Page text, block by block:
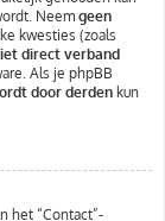
Neem geen
kwesties (zoals
direct verband
Als je phpBB
door derden kun
het “Contact”-